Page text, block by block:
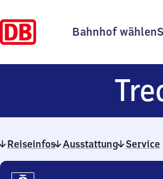
Bahnhof wählen
Reiseinfos Ausstattung Service
Reiseinfos